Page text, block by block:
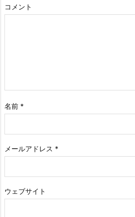
コメント
名前 *
メールアドレス *
ウェブサイト